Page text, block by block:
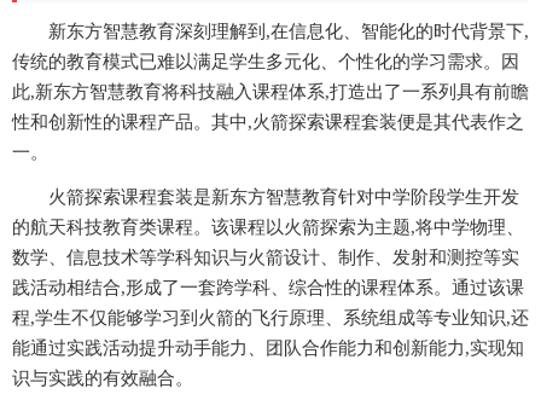
新东方智慧教育深刻理解到,在信息化、智能化的时代背景下,
传统的教育模式已难以满足学生多元化、个性化的学习需求。因
此,新东方智慧教育将科技融入课程体系,打造出了一系列具有前瞻
性和创新性的课程产品。其中,火箭探索课程套装便是其代表作之
一。
火箭探索课程套装是新东方智慧教育针对中学阶段学生开发
的航天科技教育类课程。该课程以火箭探索为主题,将中学物理、
数学、信息技术等学科知识与火箭设计、制作、发射和测控等实
践活动相结合,形成了一套跨学科、综合性的课程体系。通过该课
程,学生不仅能够学习到火箭的飞行原理、系统组成等专业知识,还
能通过实践活动提升动手能力、团队合作能力和创新能力,实现知
识与实践的有效融合。